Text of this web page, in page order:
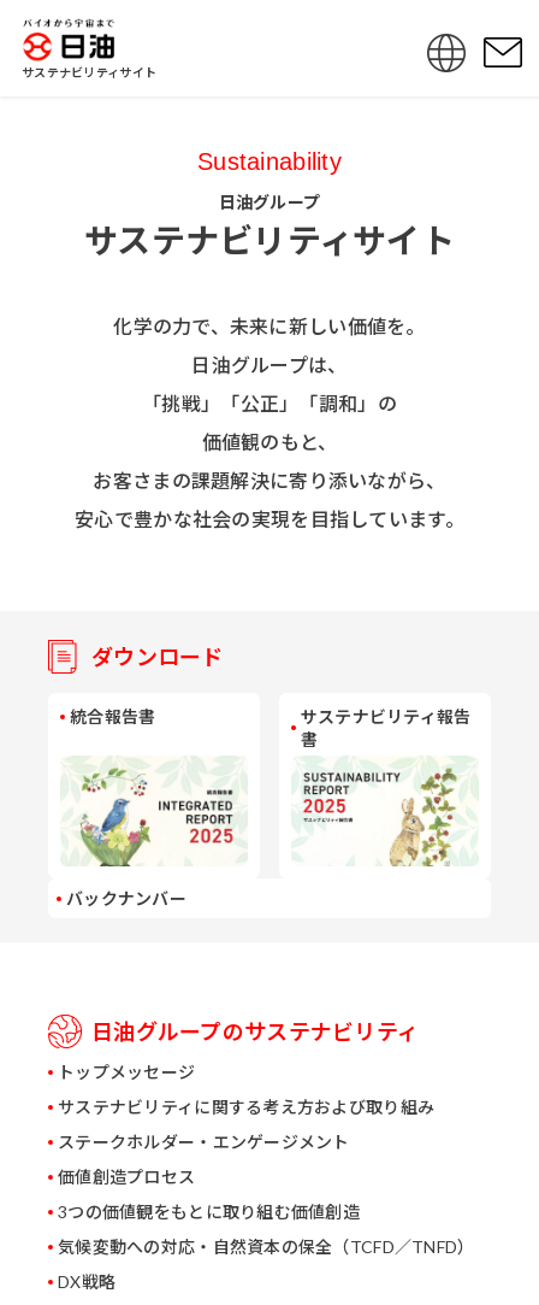
サステナビリティサイト
Sustainability
日油グループ
サステナビリティサイト
化学の力で、未来に新しい価値を。
日油グループは、
「挑戦」「公正」「調和」の
価値観のもと、
お客さまの課題解決に寄り添いながら、
安心で豊かな社会の実現を目指しています。
ダウンロード
統合報告書
サステナビリティ報告
書
バックナンバー
日油グループのサステナビリティ
トップメッセージ
サステナビリティに関する考え方および取り組み
ステークホルダー・エンゲージメント
価値創造プロセス
3つの価値観をもとに取り組む価値創造
気候変動への対応・自然資本の保全（TCFD／TNFD）
DX戦略